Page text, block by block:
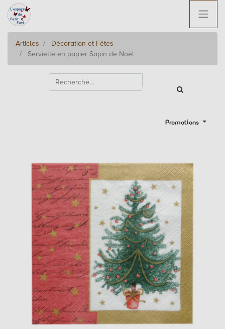
Articles
Décoration et Fêtes
Serviette en papier Sapin de Noël
Promotions